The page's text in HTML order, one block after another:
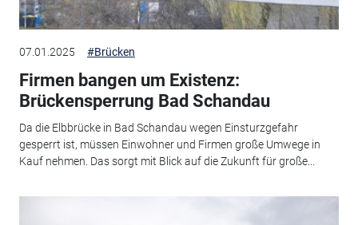
07.01.2025 #Brücken
Firmen bangen um Existenz:
Brückensperrung Bad Schandau
Da die Elbbrücke in Bad Schandau wegen Einsturzgefahr
gesperrt ist, müssen Einwohner und Firmen große Umwege in
Kauf nehmen. Das sorgt mit Blick auf die Zukunft für große...